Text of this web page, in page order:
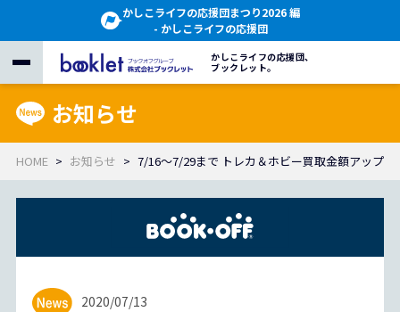
かしこライフの応援団まつり2026 編
- かしこライフの応援団
かしこライフの応援団、
ブックレット。
お知らせ
HOME お知らせ 7/16～7/29まで トレカ＆ホビー買取金額アップキ
2020/07/13